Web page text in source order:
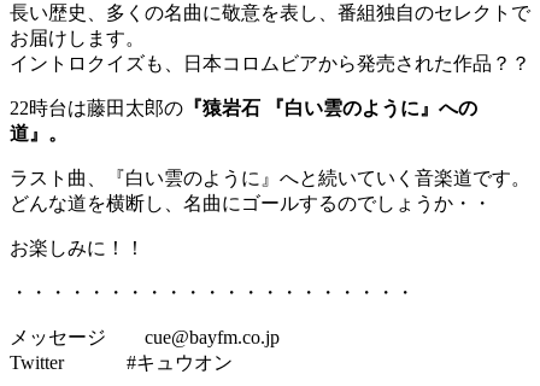
長い歴史、多くの名曲に敬意を表し、番組独自のセレクトで
お届けします。
イントロクイズも、日本コロムビアから発売された作品？？
22時台は藤田太郎の 『猿岩石 『白い雲のように』への
道』。
ラスト曲、『白い雲のように』へと続いていく音楽道です。
どんな道を横断し、名曲にゴールするのでしょうか・・
お楽しみに！！
・・・・・・・・・・・・・・・・・・・・・
メッセージ cue@bayfm.co.jp
Twitter #キュウオン